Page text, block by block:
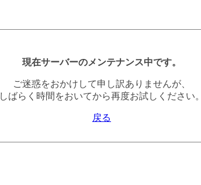
現在サーバーのメンテナンス中です。
ご迷惑をおかけして申し訳ありませんが、
しばらく時間をおいてから再度お試しください。
戻る